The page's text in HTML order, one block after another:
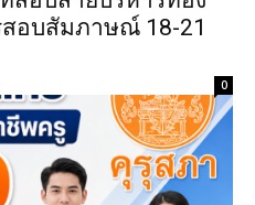
อบสัมภาษณ์ 18-21
0